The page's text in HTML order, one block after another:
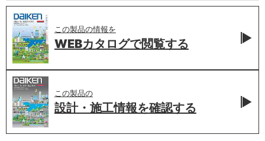
この製品の情報を
WEBカタログで閲覧する
この製品の
設計・施工情報を確認する